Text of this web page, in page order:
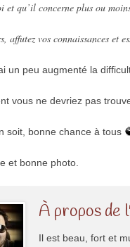
et qu’il concerne plus ou
affutez vos connaissances et
un peu augmenté la
vous ne devriez pas
soit, bonne chance à tous
et bonne photo.
À propos de
Il est beau, fort et